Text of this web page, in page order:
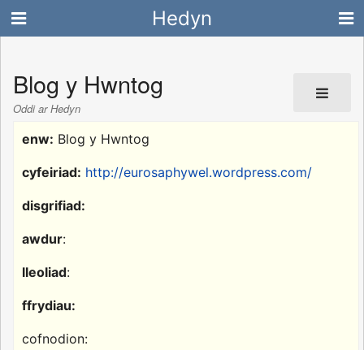
Hedyn
Blog y Hwntog
Oddi ar Hedyn
enw: Blog y Hwntog
cyfeiriad: http://eurosaphywel.wordpress.com/
disgrifiad:
awdur:
lleoliad:
ffrydiau:
cofnodion: